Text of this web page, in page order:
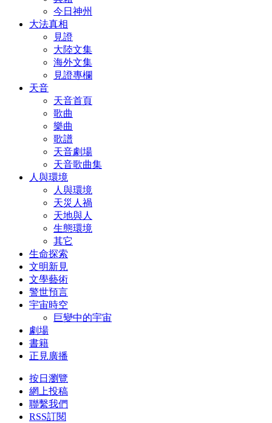
今日神州
大法真相
見證
大陸文集
海外文集
見證專欄
天音
天音首頁
歌曲
樂曲
歌譜
天音劇場
天音歌曲集
人與環境
人與環境
天災人禍
天地與人
生態環境
其它
生命探索
文明新見
文學藝術
警世預言
宇宙時空
巨變中的宇宙
劇場
書籍
正見廣播
按日瀏覽
網上投稿
聯繫我們
RSS訂閱